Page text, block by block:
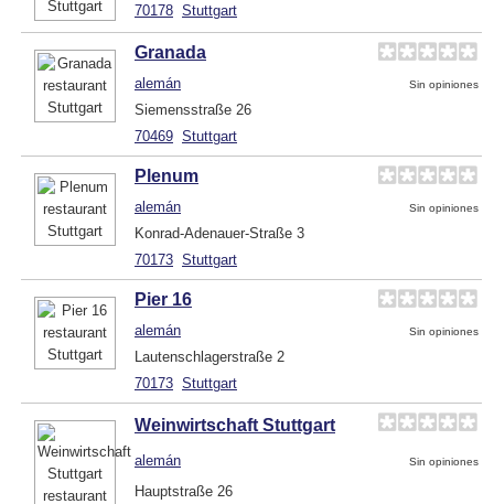
70178 Stuttgart
Granada
alemán Sin opiniones
Siemensstraße 26
70469 Stuttgart
Plenum
alemán Sin opiniones
Konrad-Adenauer-Straße 3
70173 Stuttgart
Pier 16
alemán Sin opiniones
Lautenschlagerstraße 2
70173 Stuttgart
Weinwirtschaft Stuttgart
alemán Sin opiniones
Hauptstraße 26